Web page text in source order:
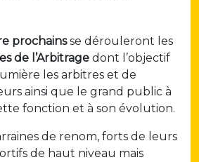
prochainsse dérouleront les
de l’Arbitrage dont l’objectif
les arbitres et de
ainsi que le grand public à
fonction et à son évolution.
de renom, forts de leurs
de haut niveau mais